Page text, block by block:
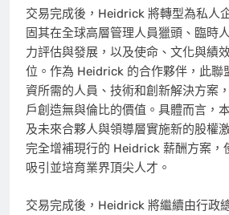
交易完成後，Heidrick 將轉型為私人
固其在全球高層管理人員獵頭、臨時
力評估與發展，以及使命、文化與績
位。作為 Heidrick 的合作夥伴，此聯
資所需的人員、技術和創新解決方案
戶創造無與倫比的價值。具體而言，
及未來合夥人與領導層實施新的股權
完全增補現行的 Heidrick 薪酬方案，
吸引並培育業界頂尖人才。
交易完成後，Heidrick 將繼續由行政